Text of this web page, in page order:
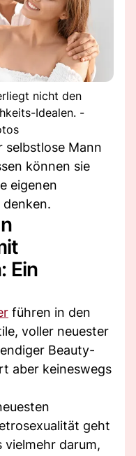
nicht den
Idealen. -
selbstlose Mann
können sie
eigenen
Ein
führen in den
voller neuester
Beauty-
aber keineswegs
geht
vielmehr darum,